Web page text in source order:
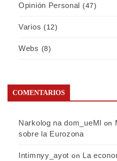
Opinión Personal (47)
Varios (12)
Webs (8)
COMENTARIOS
Narkolog na dom_ueMl on
sobre la Eurozona
Intimnyy_ayot on La